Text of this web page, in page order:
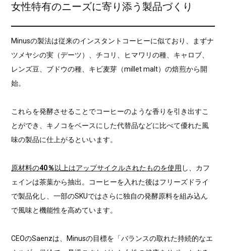
女性特有のニーズに寄り添う製品づくり
Minusの製法は従来のインスタントコーヒーに似ており、まずナ
ツメヤシの実（デーツ）、チコリ、ヒマワリの種、キャロブ、
レンズ豆、ブドウの種、キビ麦芽（millet malt）の焙煎から開
始。
これらを発酵させることでコーヒーのような香りを引き出すこ
とができ、キノコをベースにした代替品などに比べて優れた風
味の製品に仕上がるといいます。
原材料の40％以上はアップサイクルされたものを使用 し、カフ
ェインは茶葉から抽出。コーヒーを入れた後はフリーズドライ
で製品化し、一部のSKUではさらに独自の発酵原料を組み込ん
で風味と機能性を高めています。
CEOのSaenzは、Minusの目標を「バランスの取れた持続的なエ